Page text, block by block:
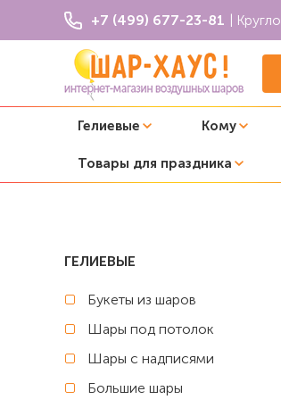
+7 (499) 677-23-81 |
Гелиевые Кому
Товары для праздника
Композиции из шаров
ГЕЛИЕВЫЕ
Букеты из шаров
Шары под потолок
Шары с надписями
Большие шары